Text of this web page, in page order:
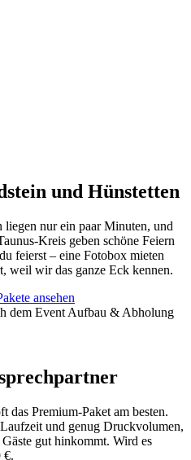
und Hünstetten
nur ein paar Minuten, und
Kreis geben schöne Feiern
feierst – eine Fotobox mieten
weil wir das ganze Eck kennen.
ansehen
dem Event Aufbau & Abholung
das Premium-Paket am besten.
und genug Druckvolumen,
gut hinkommt. Wird es
€.